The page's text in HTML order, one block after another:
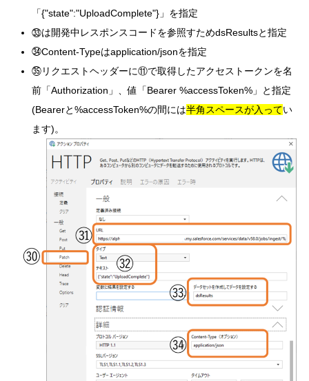
「{"state":"UploadComplete"}」を指定
㉝は開発中レスポンスコードを参照すためdsResultsと指定
㉞Content-Typeはapplication/jsonを指定
㉟リクエストヘッダーに⑪で取得したアクセストークンを名
前「Authorization」、値「Bearer %accessToken%」と指定
(Bearerと%accessToken%の間には半角スペースが入ってい
ます)。